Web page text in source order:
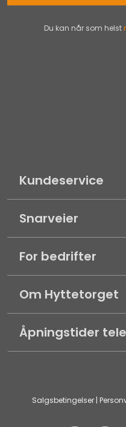
Kundeservice
Snarveier
For bedrifter
Om Hyttetorget
Åpningstider
Salgsbetingelser|
Du kan når som helst